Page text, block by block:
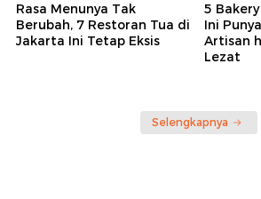
Rasa Menunya Tak
Berubah, 7 Restoran Tua di
Jakarta Ini Tetap Eksis
5
Ini
Artisan
Lezat
Selengkapnya